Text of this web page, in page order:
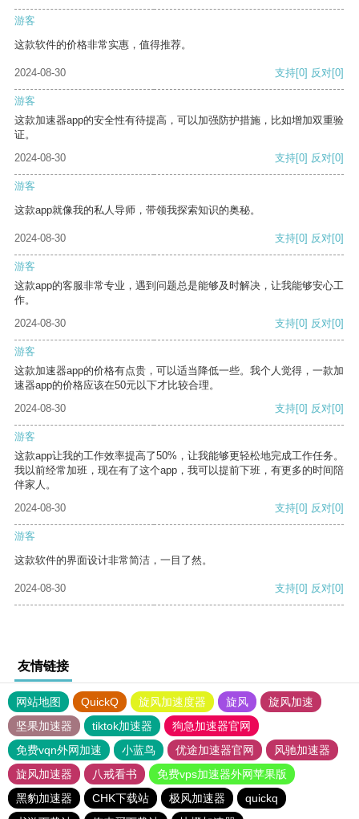
游客
这款软件的价格非常实惠，值得推荐。
2024-08-30 支持[0] 反对[0]
游客
这款加速器app的安全性有待提高，可以加强防护措施，比如增加双重验
证。
2024-08-30
支持[0] 反对[0]
游客
这款app就像我的私人导师，带领我探索知识的奥秘。
2024-08-30 支持[0] 反对[0]
游客
这款app的客服非常专业，遇到问题总是能够及时解决，让我能够安心工
作。
2024-08-30
支持[0] 反对[0]
游客
这款加速器app的价格有点贵，可以适当降低一些。我个人觉得，一款加
速器app的价格应该在50元以下才比较合理。
2024-08-30
支持[0] 反对[0]
游客
这款app让我的工作效率提高了50%，让我能够更轻松地完成工作任务。
我以前经常加班，现在有了这个app，我可以提前下班，有更多的时间陪
伴家人。
2024-08-30
支持[0] 反对[0]
游客
这款软件的界面设计非常简洁，一目了然。
2024-08-30 支持[0] 反对[0]
友情链接
网站地图 QuickQ 旋风加速度器 旋风
旋风加速
坚果加速器
tiktok加速器
狗急加速器官网
免费vqn外网加速
小蓝鸟 优途加速器官网
风驰加速器
旋风加速器
八戒看书
免费vps加速器外网苹果版
黑豹加速器
CHK下载站 极风加速器
quickq